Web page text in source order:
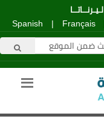
لـيـرنــاتــا
Français
|
Spanish